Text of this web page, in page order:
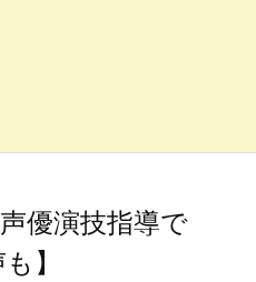
優演技指導で
】